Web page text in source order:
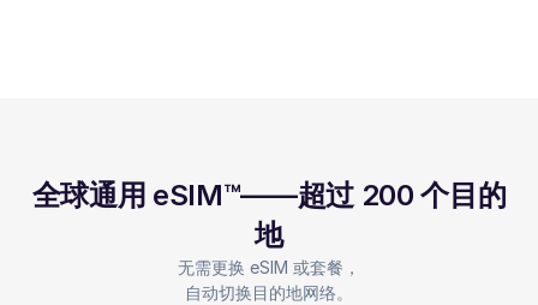
全球通用 eSIM™——超过 200 个目的
地
无需更换 eSIM 或套餐，
自动切换目的地网络。